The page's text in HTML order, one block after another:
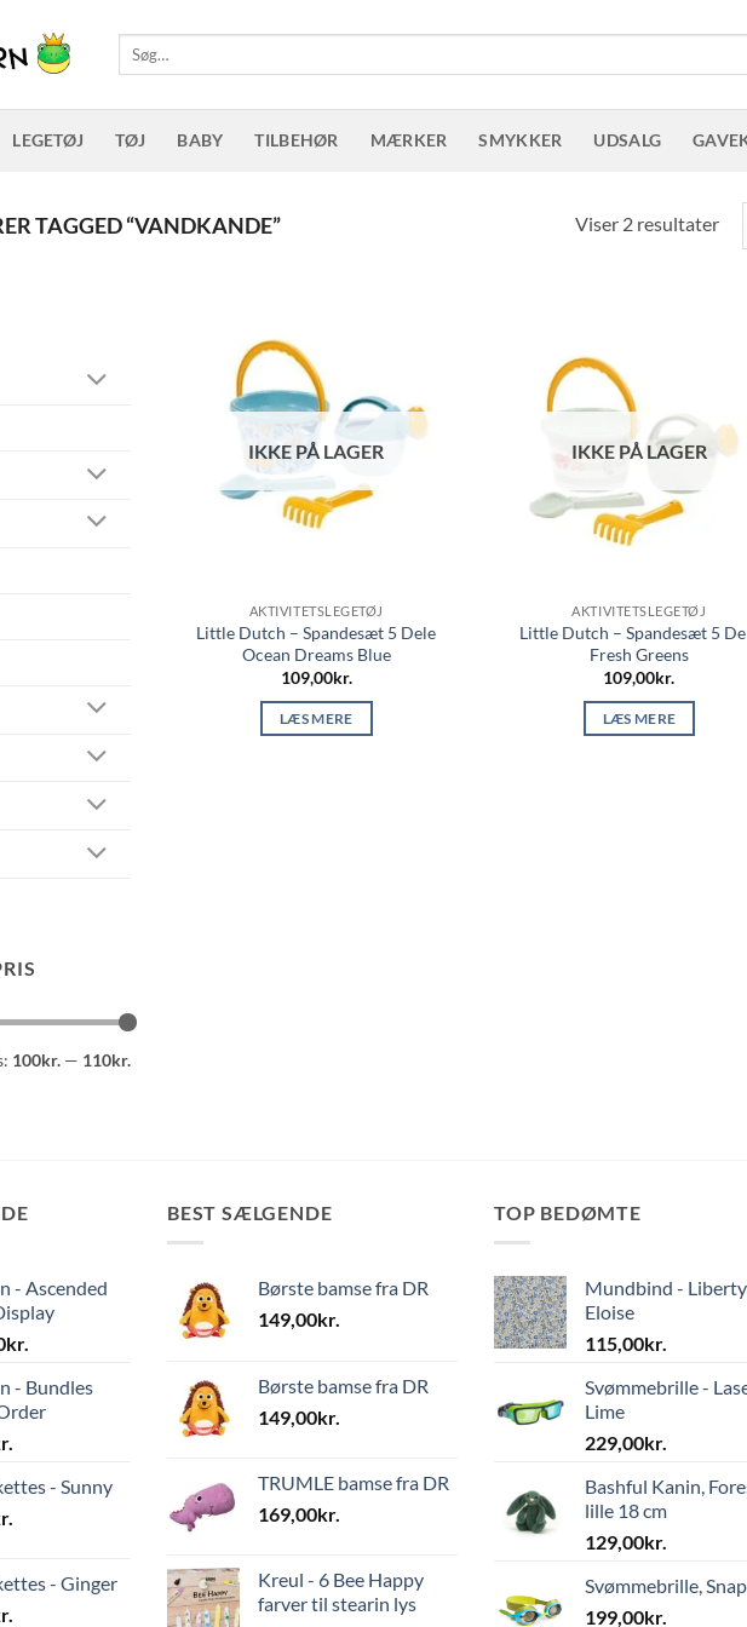
Søg
efter:
LEGETØJ TØJ BABY TILBEHØR MÆRKER SMYKKER UDSALG
TAGGED “VANDKANDE” Viser 2 resultater
100kr. — 110kr.
IKKE PÅ LAGER
AKTIVITETSLEGETØJ
Little Dutch – Spandesæt 5 Dele
Ocean Dreams Blue
109,00kr.
LÆS MERE
IKKE PÅ LAGER
AKTIVITETSLEGETØJ
Little Dutch – Spandesæt 5
Fresh Greens
109,00kr.
LÆS MERE
- Ascended
kr.
- Bundles
- Sunny
- Ginger
BEST SÆLGENDE
Børste bamse fra DR
149,00kr.
Børste bamse fra DR
149,00kr.
TRUMLE bamse fra DR
169,00kr.
Kreul - 6 Bee Happy
farver til stearin lys
TOP BEDØMTE
Mundbind - Liberty
Eloise
115,00kr.
Svømmebrille -
Lime
229,00kr.
Bashful Kanin,
lille 18 cm
129,00kr.
Svømmebrille,
199,00kr.